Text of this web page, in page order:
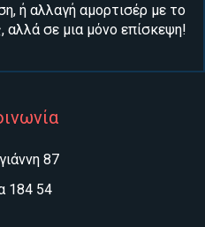
, ή αλλαγή αμορτισέρ με το
σε μια μόνο επίσκεψη!
87
184 54